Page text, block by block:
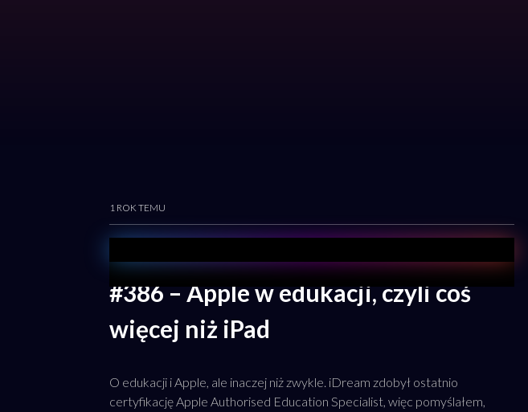
1 ROK TEMU
#386 – Apple w edukacji, czyli coś
więcej niż iPad
O edukacji i Apple, ale inaczej niż zwykle. iDream zdobył ostatnio
certyfikację Apple Authorised Education Specialist, więc pomyślałem,